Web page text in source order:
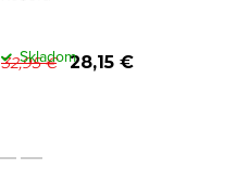
32,95 € 28,15 €
Skladom